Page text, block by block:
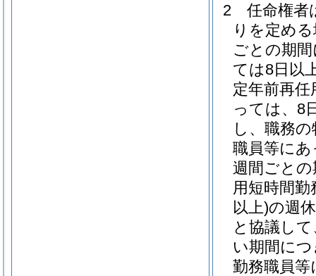
2
任命権者
りを定め
ごとの期
ては8日以
定年前再
っては、8
し、職務
職員等に
週間ごと
用短時間
以上)の週
と協議し
い期間に
勤務職員